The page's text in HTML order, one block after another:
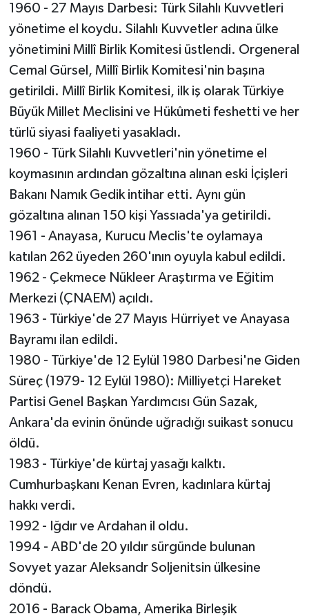
1960 - 27 Mayıs Darbesi: Türk Silahlı Kuvvetleri
yönetime el koydu. Silahlı Kuvvetler adına ülke
yönetimini Millî Birlik Komitesi üstlendi. Orgeneral
Cemal Gürsel, Millî Birlik Komitesi'nin başına
getirildi. Millî Birlik Komitesi, ilk iş olarak Türkiye
Büyük Millet Meclisini ve Hükûmeti feshetti ve her
türlü siyasi faaliyeti yasakladı.
1960 - Türk Silahlı Kuvvetleri'nin yönetime el
koymasının ardından gözaltına alınan eski İçişleri
Bakanı Namık Gedik intihar etti. Aynı gün
gözaltına alınan 150 kişi Yassıada'ya getirildi.
1961 - Anayasa, Kurucu Meclis'te oylamaya
katılan 262 üyeden 260'ının oyuyla kabul edildi.
1962 - Çekmece Nükleer Araştırma ve Eğitim
Merkezi (ÇNAEM) açıldı.
1963 - Türkiye'de 27 Mayıs Hürriyet ve Anayasa
Bayramı ilan edildi.
1980 - Türkiye'de 12 Eylül 1980 Darbesi'ne Giden
Süreç (1979- 12 Eylül 1980): Milliyetçi Hareket
Partisi Genel Başkan Yardımcısı Gün Sazak,
Ankara'da evinin önünde uğradığı suikast sonucu
öldü.
1983 - Türkiye'de kürtaj yasağı kalktı.
Cumhurbaşkanı Kenan Evren, kadınlara kürtaj
hakkı verdi.
1992 - Iğdır ve Ardahan il oldu.
1994 - ABD'de 20 yıldır sürgünde bulunan
Sovyet yazar Aleksandr Soljenitsin ülkesine
döndü.
2016 - Barack Obama, Amerika Birleşik